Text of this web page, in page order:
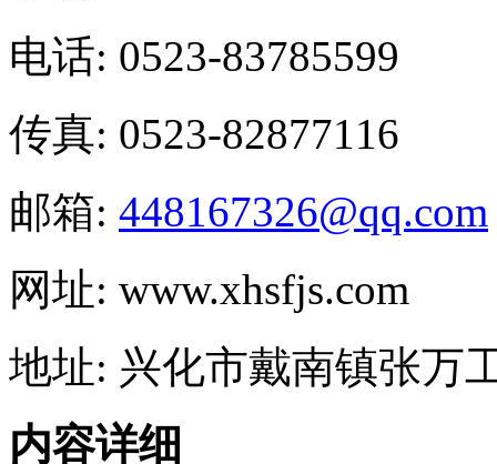
电话: 0523-83785599
传真: 0523-82877116
邮箱: 448167326@qq.com
网址: www.xhsfjs.com
地址: 兴化市戴南镇张万
内容详细